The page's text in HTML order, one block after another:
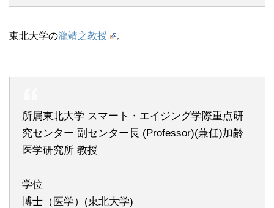
東北大学の瀧靖之教授 。
所属東北大学 スマート・エイジング学際重点研
究センター 副センター長 (Professor)(兼任)加齢
医学研究所 教授
学位
博士（医学）(東北大学)